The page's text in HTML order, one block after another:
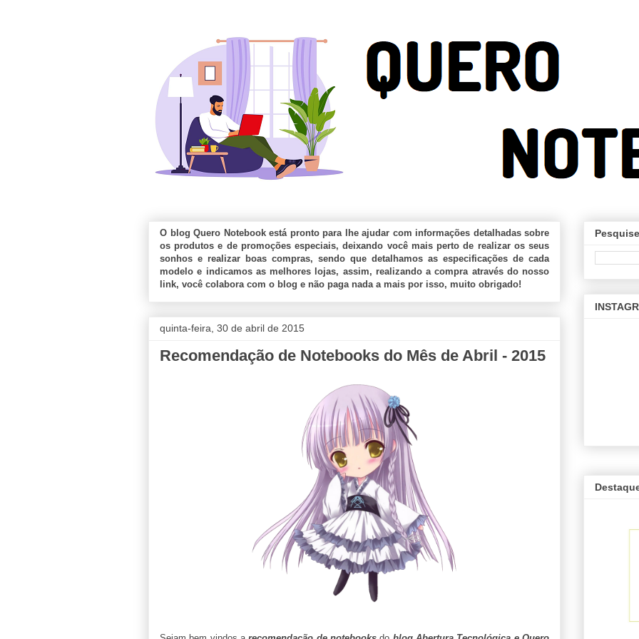
O blog Quero Notebook está pronto para lhe ajudar com informações detalhadas sobre
os produtos e de promoções especiais, deixando você mais perto de realizar os seus
sonhos e realizar boas compras, sendo que detalhamos as especificações de cada
modelo e indicamos as melhores lojas, assim, realizando a compra através do nosso
link, você colabora com o blog e não paga nada a mais por isso, muito obrigado!
quinta-feira, 30 de abril de 2015
Recomendação de Notebooks do Mês de Abril - 2015